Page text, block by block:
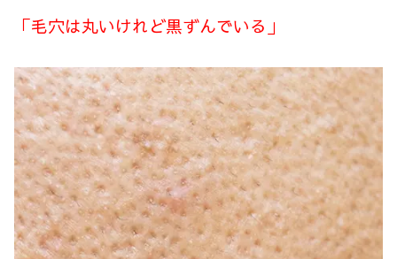
「毛穴は丸いけれど黒ずんでいる」